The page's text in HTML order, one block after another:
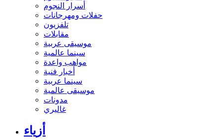
أسرار النجوم
حفلات ومهرجانات
تلفزيون
مقابلات
موسيقى عربية
سينما عالمية
مواهب واعدة
أخبار فنية
سينما عربية
موسيقى عالمية
مدونات
غاليري
أزياء